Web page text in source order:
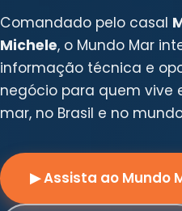
Comandado pelo casal
Michele, o Mundo Mar
informação técnica e
negócio para quem vive
mar, no Brasil e no
▶ Assista ao Mundo